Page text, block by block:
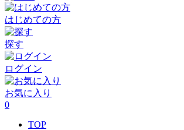
はじめての方
探す
ログイン
お気に入り
0
TOP